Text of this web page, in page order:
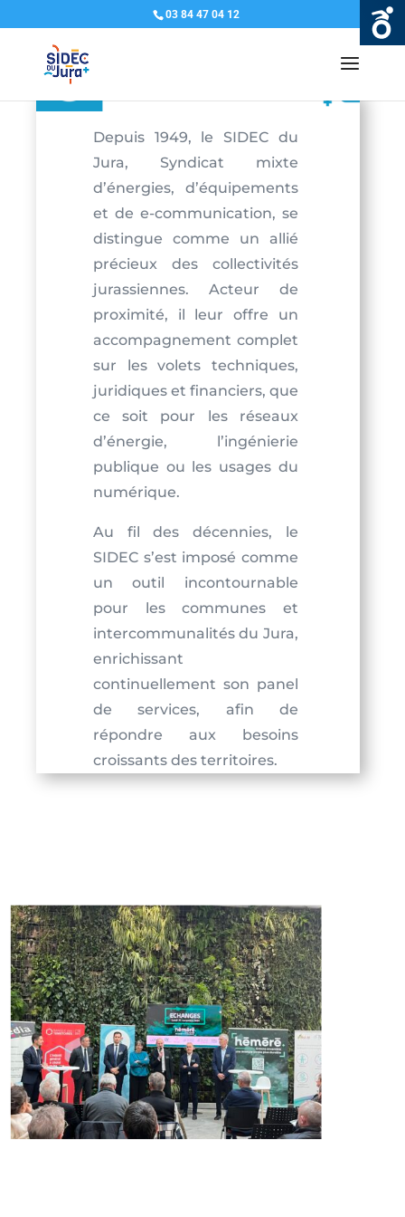
03 84 47 04 12
Depuis 1949, le SIDEC du
Jura, Syndicat mixte
d’énergies, d’équipements
et de e-communication, se
distingue comme un allié
précieux des collectivités
jurassiennes. Acteur de
proximité, il leur offre un
accompagnement complet
sur les volets techniques,
juridiques et financiers, que
ce soit pour les réseaux
d’énergie, l’ingénierie
publique ou les usages du
numérique.
Au fil des décennies, le
SIDEC s’est imposé comme
un outil incontournable
pour les communes et
intercommunalités du Jura,
enrichissant
continuellement son panel
de services, afin de
répondre aux besoins
croissants des territoires.